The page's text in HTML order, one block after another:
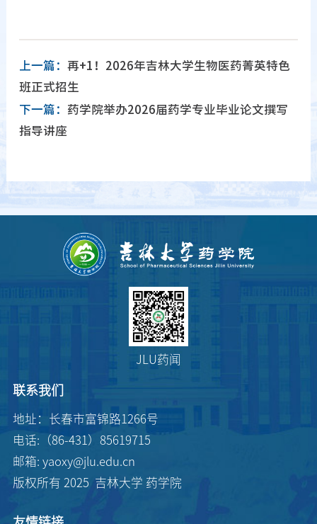
上一篇： 再+1！2026年吉林大学生物医药菁英特色
班正式招生
下一篇： 药学院举办2026届药学专业毕业论文撰写
指导讲座
JLU药闻
联系我们
地址：长春市富锦路1266号
电话:（86-431）85619715
邮箱: yaoxy@jlu.edu.cn
版权所有 2025 吉林大学 药学院